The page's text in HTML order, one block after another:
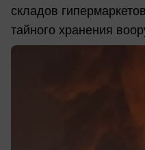
складов
тайного хранения